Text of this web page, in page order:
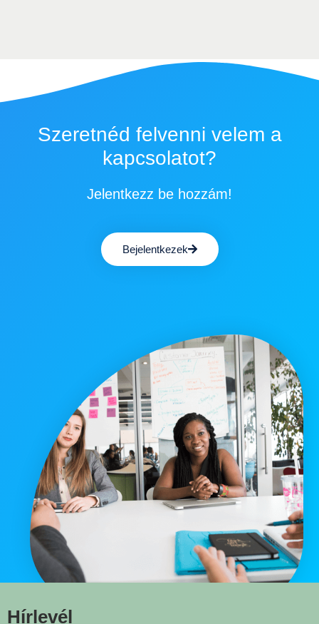
Szeretnéd felvenni velem a
kapcsolatot?
Jelentkezz be hozzám!
Bejelentkezek
Hírlevél